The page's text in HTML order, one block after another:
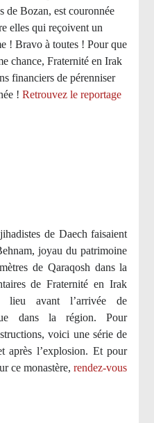
de Bozan, est couronnée
elles qui reçoivent un
! Bravo à toutes ! Pour que
chance, Fraternité en Irak
financiers de pérenniser
! Retrouvez le reportage
de Daech faisaient
joyau du patrimoine
de Qaraqosh dans la
de Fraternité en Irak
lieu avant l’arrivée de
dans la région. Pour
voici une série de
après l’explosion. Et pour
ce monastère,rendez-vous